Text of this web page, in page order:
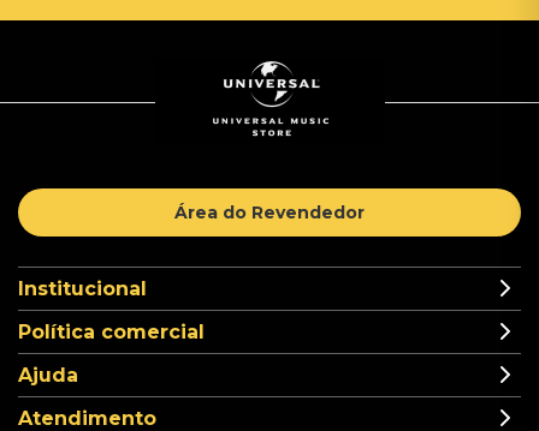
Área do Revendedor
Institucional
Política comercial
Ajuda
Atendimento